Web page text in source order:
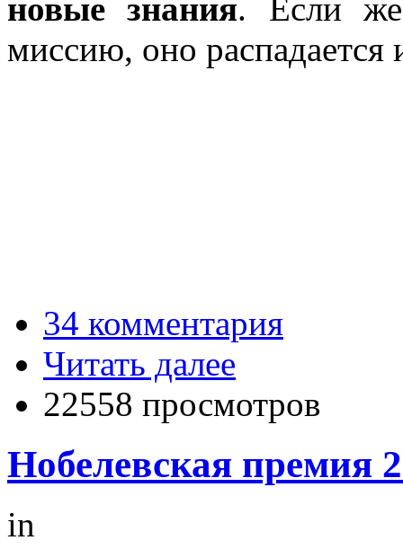
новые знания. Если же
миссию, оно распадается
34 комментария
Читать далее
22558 просмотров
Нобелевская премия
in